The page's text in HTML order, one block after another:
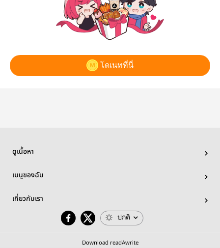
โดเนทที่นี่
ดูเนื้อหา
เมนูของฉัน
เกี่ยวกับเรา
ปกติ
Download readAwrite